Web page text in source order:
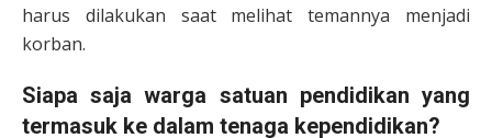
harus dilakukan saat melihat temannya menjadi
korban.
Siapa saja warga satuan pendidikan yang
termasuk ke dalam tenaga kependidikan?